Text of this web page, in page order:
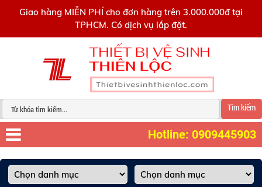
Giao hàng MIỄN PHÍ cho đơn hàng trên 3.000.000đ tại
TPHCM. Có dịch vụ lắp đặt.
Tìm kiếm
Hotline: 0909445903
0909445903